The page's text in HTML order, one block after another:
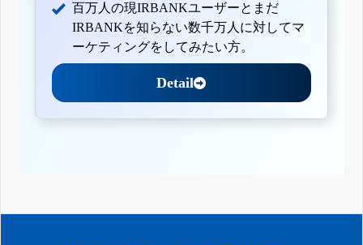
百万人の現IRBANKユーザーとまだ
IRBANKを知らない数千万人に対してマ
ーケティングをしてみたい方。
Detail